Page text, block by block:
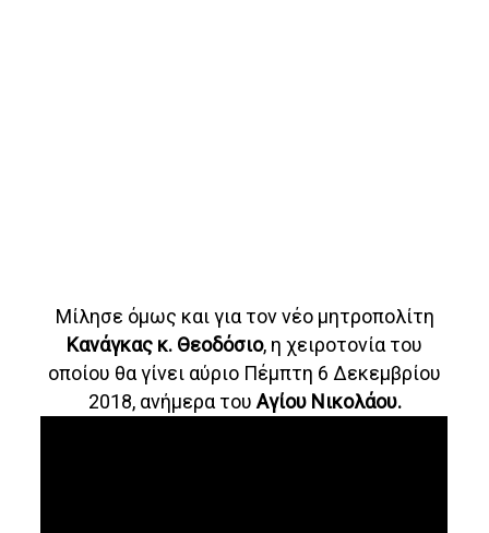
Μίλησε όμως και για τον νέο μητροπολίτη
Κανάγκας κ. Θεοδόσιο, η χειροτονία του
οποίου θα γίνει αύριο Πέμπτη 6 Δεκεμβρίου
2018, ανήμερα του Αγίου Νικολάου.